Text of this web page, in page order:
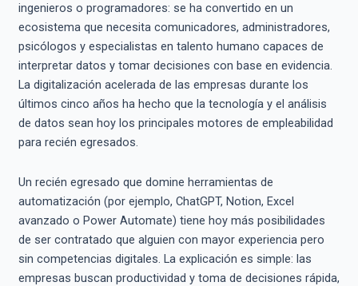
ingenieros o programadores: se ha convertido en un
ecosistema que necesita comunicadores, administradores,
psicólogos y especialistas en talento humano capaces de
interpretar datos y tomar decisiones con base en evidencia.
La digitalización acelerada de las empresas durante los
últimos cinco años ha hecho que la tecnología y el análisis
de datos sean hoy los principales motores de empleabilidad
para recién egresados.
Un recién egresado que domine herramientas de
automatización (por ejemplo, ChatGPT, Notion, Excel
avanzado o Power Automate) tiene hoy más posibilidades
de ser contratado que alguien con mayor experiencia pero
sin competencias digitales. La explicación es simple: las
empresas buscan productividad y toma de decisiones rápida,